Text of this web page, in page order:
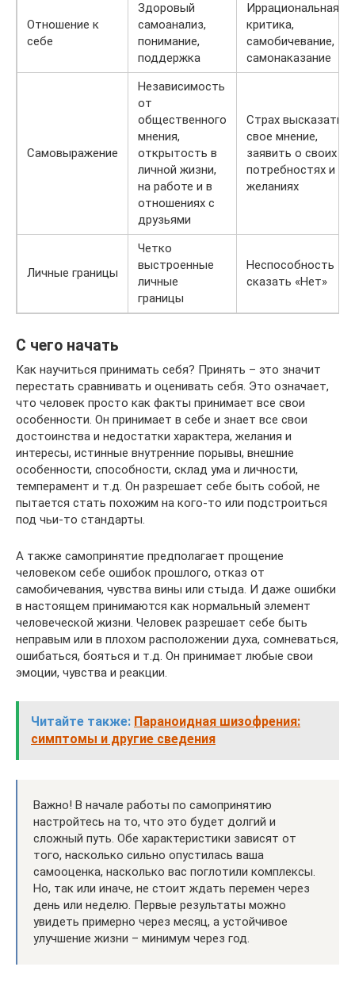
Отношение к
себе
Здоровый
самоанализ,
понимание,
поддержка
Иррациональная
критика,
самобичевание,
самонаказание
Самовыражение
Независимость
от
общественного
мнения,
открытость в
личной жизни,
на работе и в
отношениях с
друзьями
Страх высказать
свое мнение,
заявить о своих
потребностях и
желаниях
Личные границы
Четко
выстроенные
личные
границы
Неспособность
сказать «Нет»
С чего начать
Как научиться принимать себя? Принять – это значит
перестать сравнивать и оценивать себя. Это означает,
что человек просто как факты принимает все свои
особенности. Он принимает в себе и знает все свои
достоинства и недостатки характера, желания и
интересы, истинные внутренние порывы, внешние
особенности, способности, склад ума и личности,
темперамент и т.д. Он разрешает себе быть собой, не
пытается стать похожим на кого-то или подстроиться
под чьи-то стандарты.
А также самопринятие предполагает прощение
человеком себе ошибок прошлого, отказ от
самобичевания, чувства вины или стыда. И даже ошибки
в настоящем принимаются как нормальный элемент
человеческой жизни. Человек разрешает себе быть
неправым или в плохом расположении духа, сомневаться,
ошибаться, бояться и т.д. Он принимает любые свои
эмоции, чувства и реакции.
Читайте также: Параноидная шизофрения:
симптомы и другие сведения
Важно! В начале работы по самопринятию
настройтесь на то, что это будет долгий и
сложный путь. Обе характеристики зависят от
того, насколько сильно опустилась ваша
самооценка, насколько вас поглотили комплексы.
Но, так или иначе, не стоит ждать перемен через
день или неделю. Первые результаты можно
увидеть примерно через месяц, а устойчивое
улучшение жизни – минимум через год.